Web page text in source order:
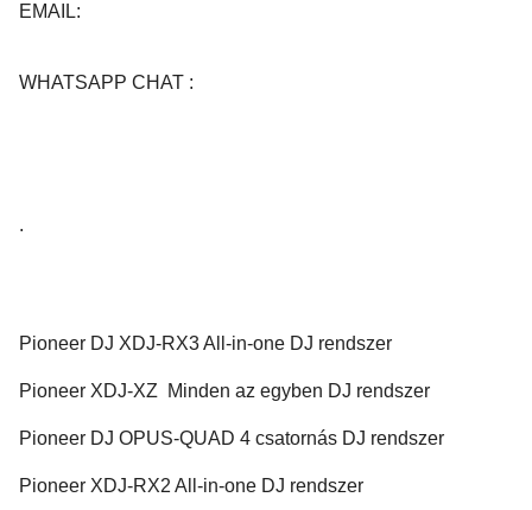
EMAIL:
WHATSAPP CHAT :
.
Pioneer DJ XDJ-RX3 All-in-one DJ rendszer
Pioneer XDJ-XZ Minden az egyben DJ rendszer
Pioneer DJ OPUS-QUAD 4 csatornás DJ rendszer
Pioneer XDJ-RX2 All-in-one DJ rendszer